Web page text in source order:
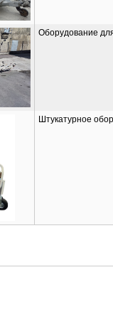
Оборудование
Штукатурное